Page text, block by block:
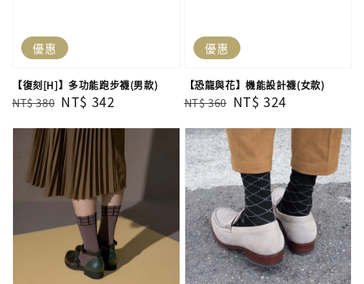
優惠
【復刻[H]】多功能跑步襪(男款)
Regular
NT$ 380 Sale
NT$ 342
優惠
【恐龍與花】機能設計襪(女款)
Regular
NT$ 360 Sale
NT$ 324